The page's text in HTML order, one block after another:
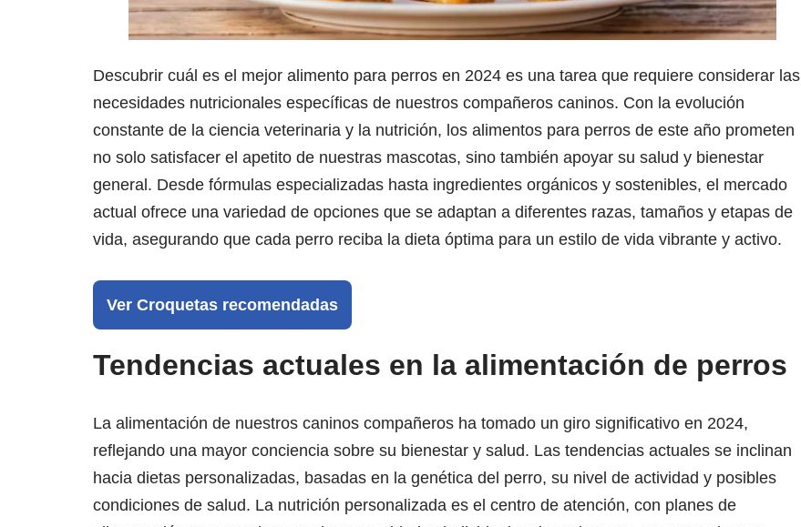
Descubrir cuál es el mejor alimento para perros en 2024 es una tarea que requiere considerar las
necesidades nutricionales específicas de nuestros compañeros caninos. Con la evolución
constante de la ciencia veterinaria y la nutrición, los alimentos para perros de este año prometen
no solo satisfacer el apetito de nuestras mascotas, sino también apoyar su salud y bienestar
general. Desde fórmulas especializadas hasta ingredientes orgánicos y sostenibles, el mercado
actual ofrece una variedad de opciones que se adaptan a diferentes razas, tamaños y etapas de
vida, asegurando que cada perro reciba la dieta óptima para un estilo de vida vibrante y activo.
Ver Croquetas recomendadas
Tendencias actuales en la alimentación de perros
La alimentación de nuestros caninos compañeros ha tomado un giro significativo en 2024,
reflejando una mayor conciencia sobre su bienestar y salud. Las tendencias actuales se inclinan
hacia dietas personalizadas, basadas en la genética del perro, su nivel de actividad y posibles
condiciones de salud. La nutrición personalizada es el centro de atención, con planes de